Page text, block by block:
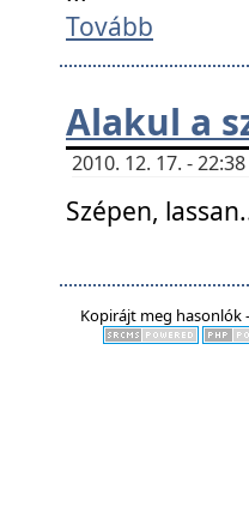
Tovább
Alakul a
2010. 12. 17. -
Szépen,
Kopirájt meg hasonlók